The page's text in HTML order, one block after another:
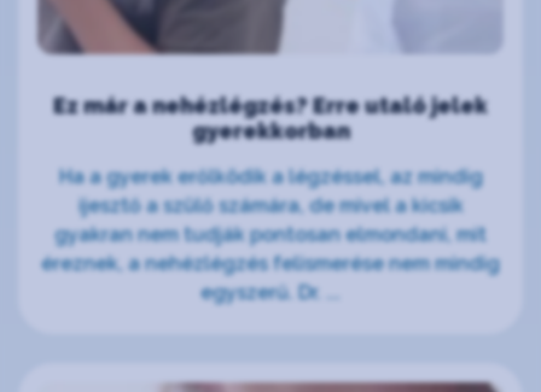
Ez már a nehézlégzés? Erre utaló jelek
gyerekkorban
Ha a gyerek erőlködik a légzéssel, az mindig
ijesztő a szülő számára, de mivel a kicsik
gyakran nem tudják pontosan elmondani, mit
éreznek, a nehézlégzés felismerése nem mindig
egyszerű. Dr. ...